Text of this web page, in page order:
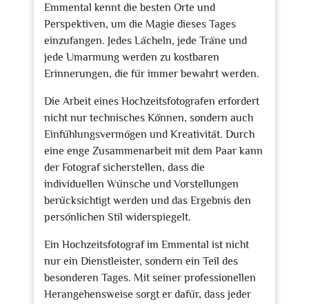
Emmental kennt die besten Orte und
Perspektiven, um die Magie dieses Tages
einzufangen. Jedes Lächeln, jede Träne und
jede Umarmung werden zu kostbaren
Erinnerungen, die für immer bewahrt werden.
Die Arbeit eines Hochzeitsfotografen erfordert
nicht nur technisches Können, sondern auch
Einfühlungsvermögen und Kreativität. Durch
eine enge Zusammenarbeit mit dem Paar kann
der Fotograf sicherstellen, dass die
individuellen Wünsche und Vorstellungen
berücksichtigt werden und das Ergebnis den
persönlichen Stil widerspiegelt.
Ein Hochzeitsfotograf im Emmental ist nicht
nur ein Dienstleister, sondern ein Teil des
besonderen Tages. Mit seiner professionellen
Herangehensweise sorgt er dafür, dass jeder